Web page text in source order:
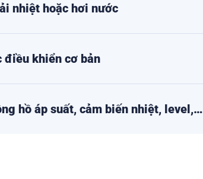
nhiệt hoặc hơi nước
điều khiển cơ bản
hồ áp suất, cảm biến nhiệt, level,…